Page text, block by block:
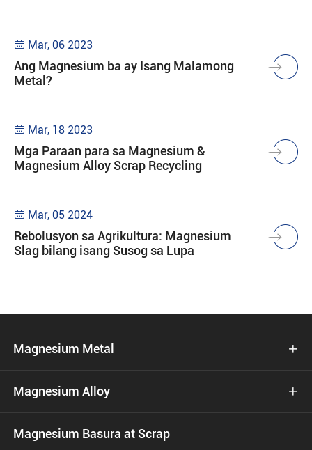
 Mar, 06 2023
Ang Magnesium ba ay Isang Malamong
Metal?
 Mar, 18 2023
Mga Paraan para sa Magnesium &
Magnesium Alloy Scrap Recycling
 Mar, 05 2024
Rebolusyon sa Agrikultura: Magnesium
Slag bilang isang Susog sa Lupa
Magnesium Metal 
Magnesium Alloy 
Magnesium Basura at Scrap